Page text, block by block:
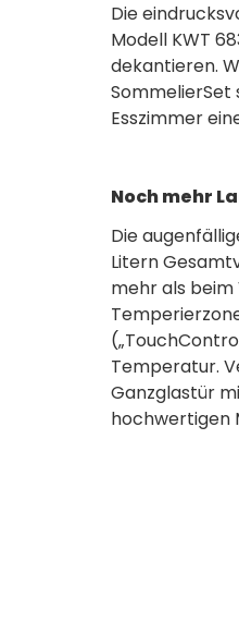
Die
Modell KWT
dekantieren.
SommelierSet
Esszimmer
Noch mehr
Die
Litern
mehr als beim
Temperatur.
Ganzglastür
hochwertigen